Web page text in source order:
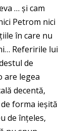
… și cam
Petrom nici
în care nu
Referirile lui
de
are legea
decentă,
forma ieșită
de înțeles,